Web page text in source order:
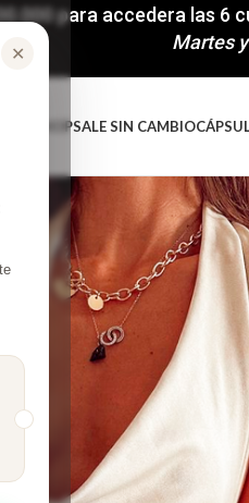
✕
para accedera las
Martes
SHOPSALE SIN CAMBIO